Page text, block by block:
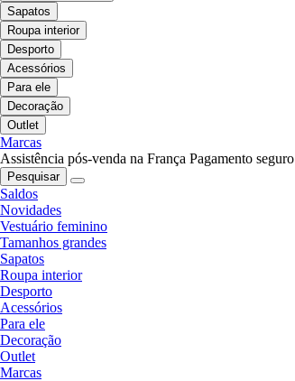
Sapatos
Roupa interior
Desporto
Acessórios
Para ele
Decoração
Outlet
Marcas
Assistência pós-venda na França Pagamento seguro
Pesquisar
Saldos
Novidades
Vestuário feminino
Tamanhos grandes
Sapatos
Roupa interior
Desporto
Acessórios
Para ele
Decoração
Outlet
Marcas